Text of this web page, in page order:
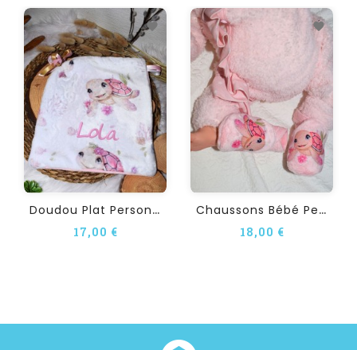
D
Oudou Plat Personnalisé...
17,00 €
C
Haussons Bébé Personnalisé...
18,00 €